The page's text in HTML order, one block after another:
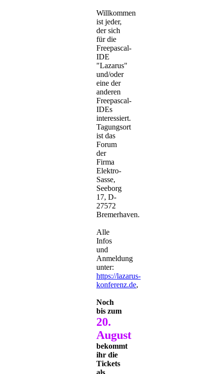
Willkommen
ist jeder,
der sich
für die
Freepascal-
IDE
"Lazarus"
und/oder
eine der
anderen
Freepascal-
IDEs
interessiert.
Tagungsort
ist das
Forum
der
Firma
Elektro-
Sasse,
Seeborg
17, D-
27572
Bremerhaven.
Alle
Infos
und
Anmeldung
unter:
https://lazarus-
konferenz.de,
Noch
bis zum
20.
August
bekommt
ihr die
Tickets
als